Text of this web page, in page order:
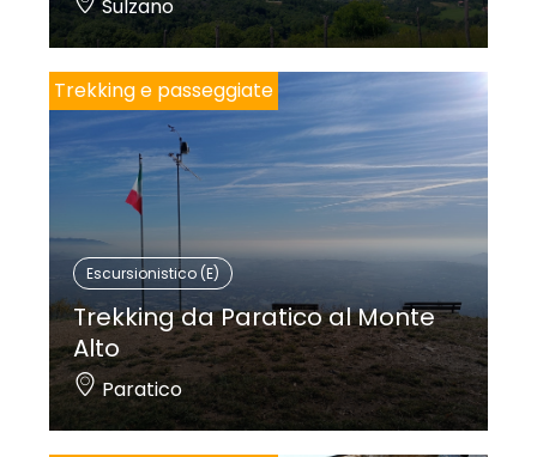
Sulzano
Trekking e passeggiate
Escursionistico (E)
Trekking da Paratico al Monte
Alto
Paratico